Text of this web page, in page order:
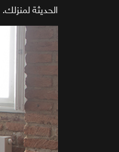
الحديثة لمنزلك.